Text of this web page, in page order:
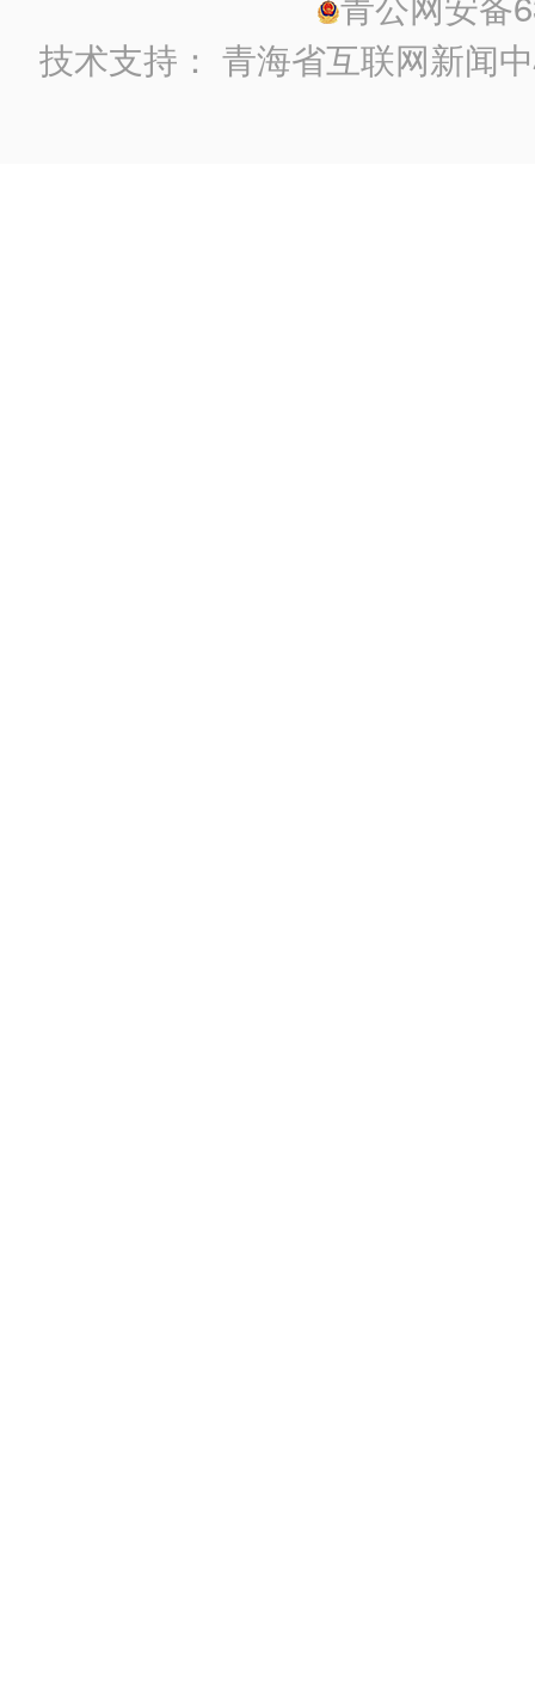
技术支持：青海省互联网新闻